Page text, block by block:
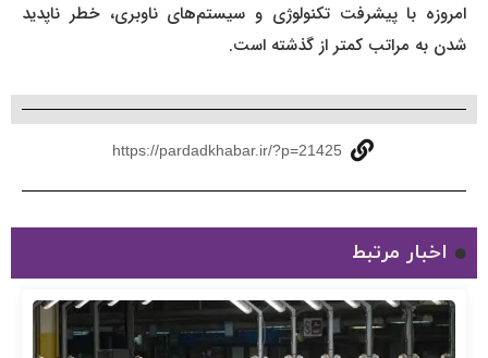
امروزه با پیشرفت تکنولوژی و سیستم‌های ناوبری، خطر ناپدید
شدن به مراتب کمتر از گذشته است.
https://pardadkhabar.ir/?p=21425
اخبار مرتبط